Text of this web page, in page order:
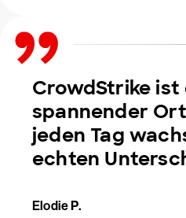
CrowdStrike ist
spannender
jeden Tag
echten
Elodie P.